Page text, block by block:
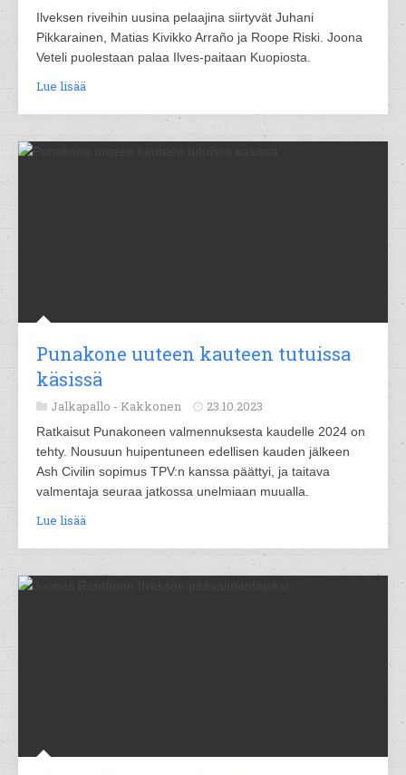
Ilveksen riveihin uusina pelaajina siirtyvät Juhani
Pikkarainen, Matias Kivikko Arraño ja Roope Riski. Joona
Veteli puolestaan palaa Ilves-paitaan Kuopiosta.
Lue lisää
Punakone uuteen kauteen tutuissa
käsissä
Jalkapallo - Kakkonen 23.10.2023
Ratkaisut Punakoneen valmennuksesta kaudelle 2024 on
tehty. Nousuun huipentuneen edellisen kauden jälkeen
Ash Civilin sopimus TPV:n kanssa päättyi, ja taitava
valmentaja seuraa jatkossa unelmiaan muualla.
Lue lisää